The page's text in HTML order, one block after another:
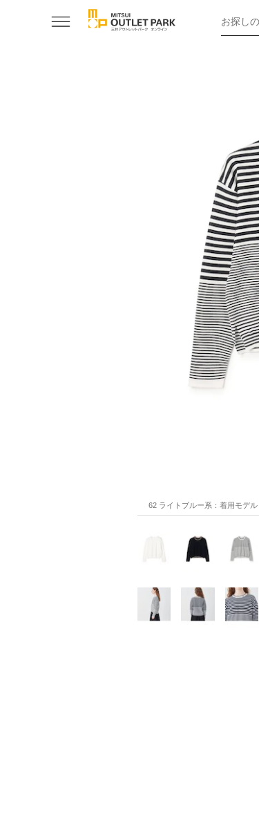
お探し
62 ライトブルー系：着用モデ